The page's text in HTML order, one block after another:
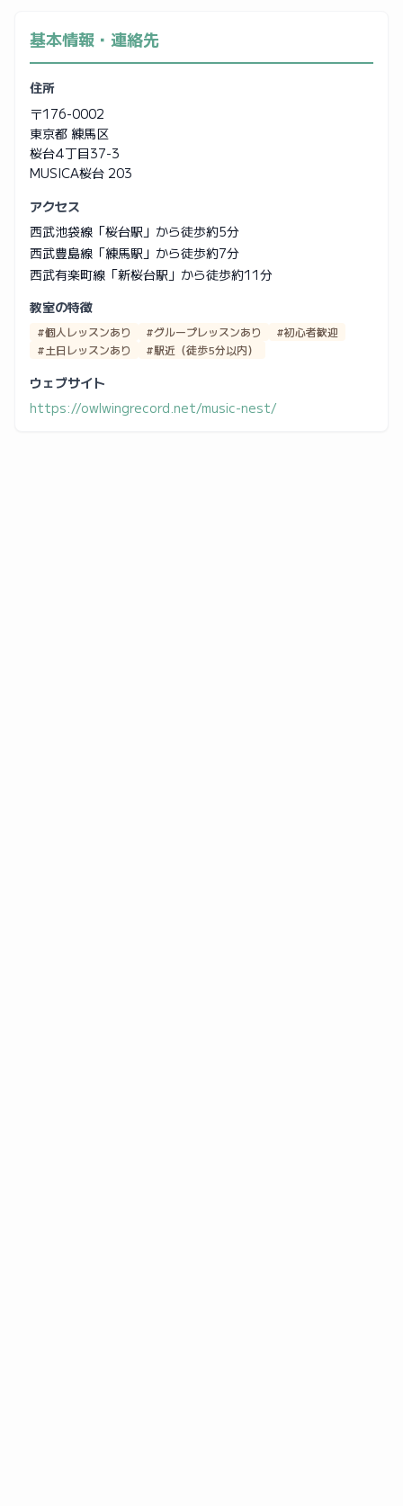
基本情報・連絡先
住所
〒176-0002
東京都 練馬区
桜台4丁目37-3
MUSICA桜台 203
アクセス
西武池袋線「桜台駅」から徒歩約5分
西武豊島線「練馬駅」から徒歩約7分
西武有楽町線「新桜台駅」から徒歩約11分
教室の特徴
#個人レッスンあり #グループレッスンあり
#初心者歓迎
#土日レッスンあり
#駅近（徒歩5分以内）
ウェブサイト
https://owlwingrecord.net/music-nest/